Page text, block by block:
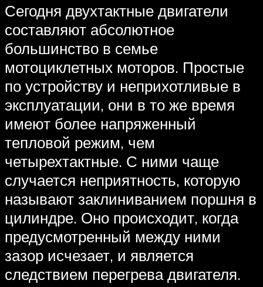
Сегодня двухтактные двигатели
составляют абсолютное
большинство в семье
мотоциклетных моторов. Простые
по устройству и неприхотливые в
эксплуатации, они в то же время
имеют более напряженный
тепловой режим, чем
четырехтактные. С ними чаще
случается неприятность, которую
называют заклиниванием поршня в
цилиндре. Оно происходит, когда
предусмотренный между ними
зазор исчезает, и является
следствием перегрева двигателя.